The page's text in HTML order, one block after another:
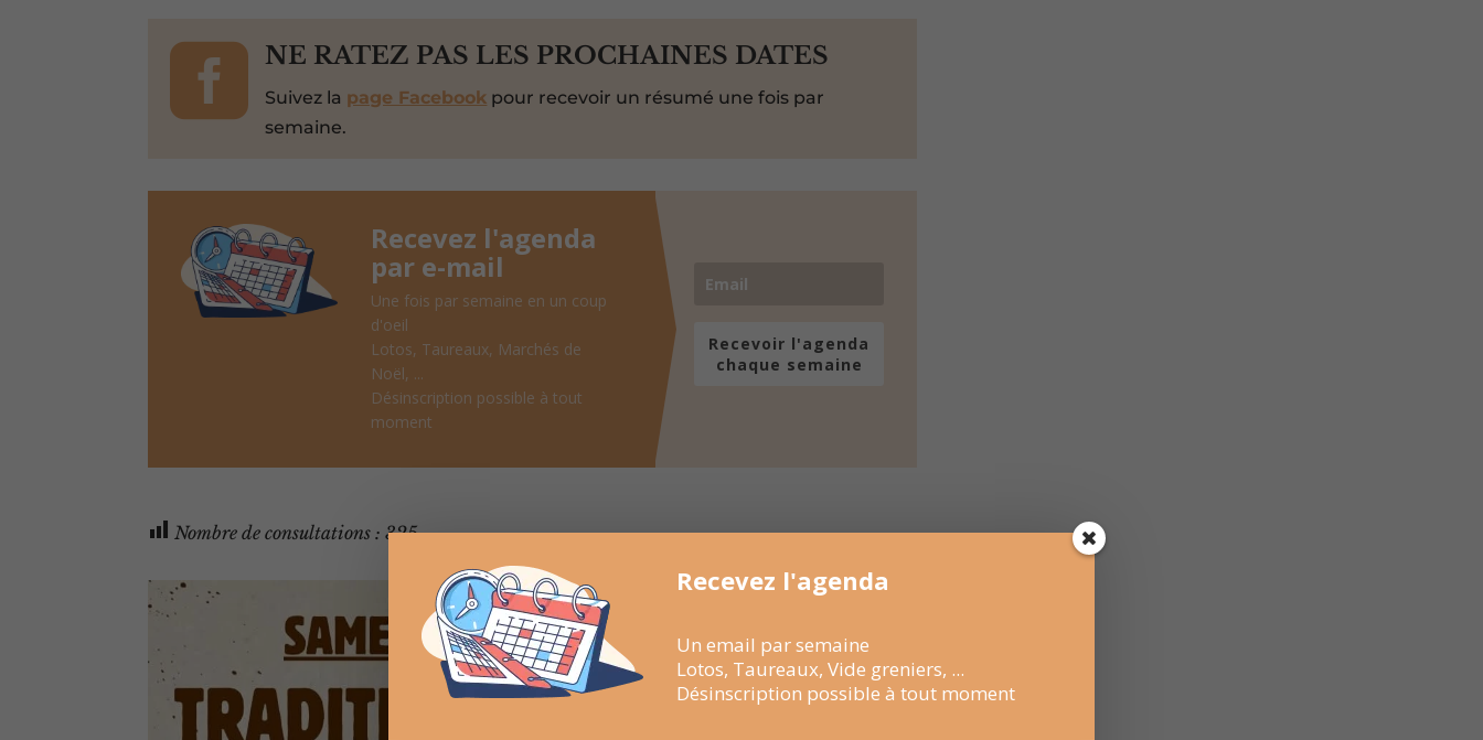
 NE RATEZ PAS LES PROCHAINES DATES
Suivez la page Facebook pour recevoir un résumé une fois par
semaine.
Recevez l'agenda
par e-mail
Une fois par semaine en un coup
d'oeil
Lotos, Taureaux, Marchés de
Noël, ...
Désinscription possible à tout
moment
Recevoir l'agenda
chaque semaine
Nombre de consultations : 325
Recevez l'agenda
Un email par semaine
Lotos, Taureaux, Vide greniers, ...
Désinscription possible à tout moment